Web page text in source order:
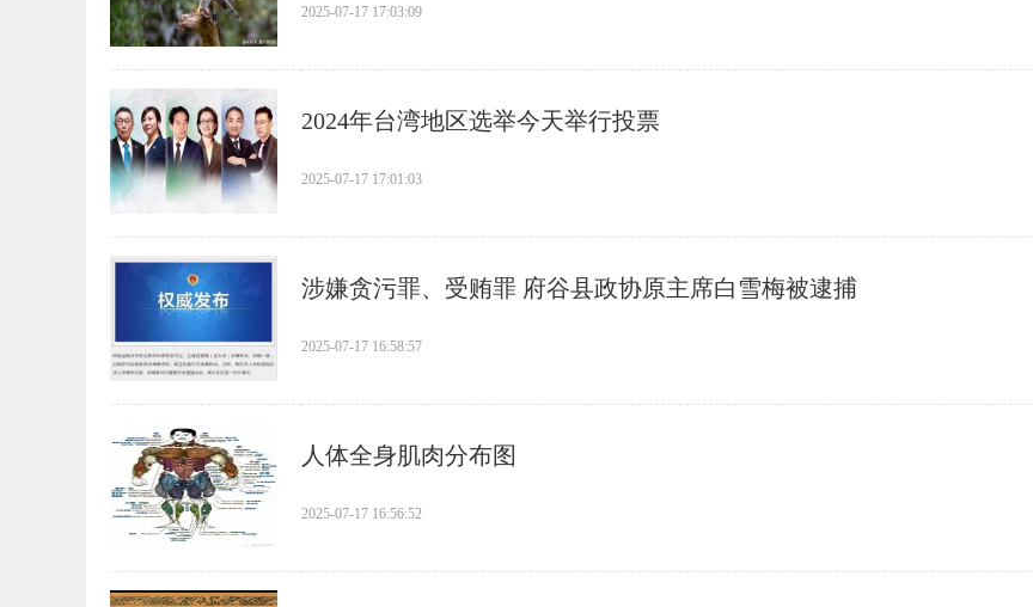
2025-07-17 17:03:09
​2024年台湾地区选举今天举行投票
2025-07-17 17:01:03
​涉嫌贪污罪、受贿罪 府谷县政协原主席白雪梅被逮捕
2025-07-17 16:58:57
​人体全身肌肉分布图
2025-07-17 16:56:52